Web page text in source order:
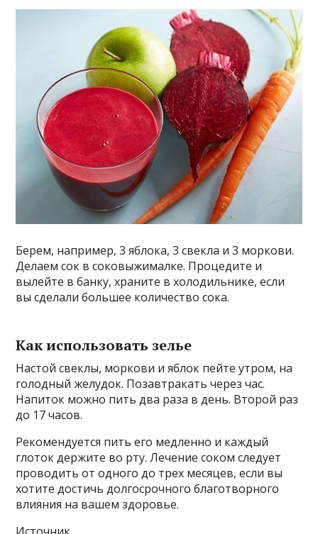
Берем, например, 3 яблока, 3 свекла и 3 моркови.
Делаем сок в соковыжималке. Процедите и
вылейте в банку, храните в холодильнике, если
вы сделали большее количество сока.
Как использовать зелье
Настой свеклы, моркови и яблок пейте утром, на
голодный желудок. Позавтракать через час.
Напиток можно пить два раза в день. Второй раз
до 17 часов.
Рекомендуется пить его медленно и каждый
глоток держите во рту. Лечение соком следует
проводить от одного до трех месяцев, если вы
хотите достичь долгосрочного благотворного
влияния на вашем здоровье.